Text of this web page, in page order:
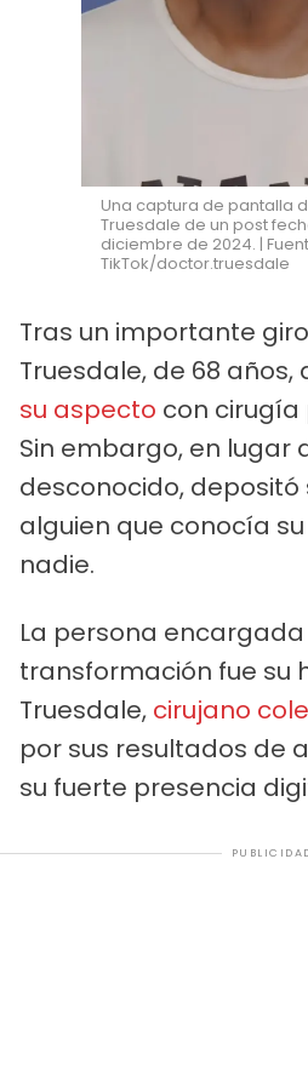
Una captura de pantalla
Truesdale de un post
diciembre de 2024. |
TikTok/doctor.truesdale
Tras un importante
Truesdale, de 68 años,
su aspecto con
Sin embargo, en lugar
desconocido, depositó
alguien que conocía
nadie.
La persona encargada
transformación fue su
Truesdale, cirujano
por sus resultados de
su fuerte presencia